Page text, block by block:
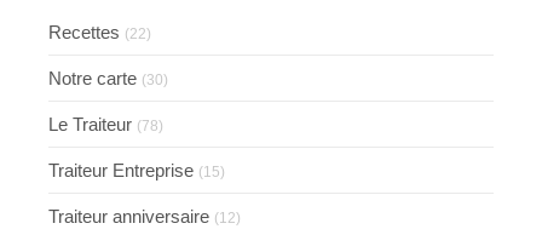
Recettes (22)
Notre carte (30)
Le Traiteur (78)
Traiteur Entreprise (15)
Traiteur anniversaire (12)